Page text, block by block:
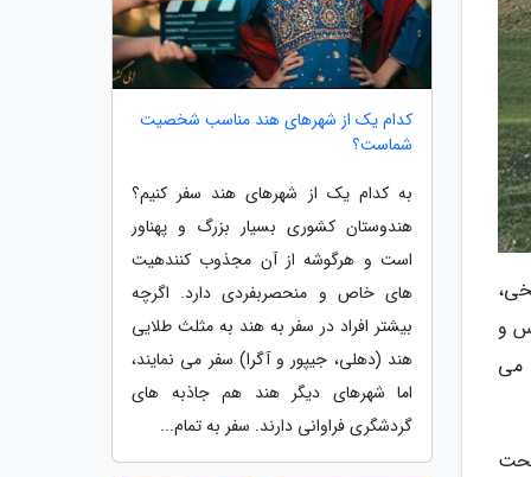
و
می
کدام یک از شهرهای هند مناسب شخصیت
شماست؟
به کدام یک از شهرهای هند سفر کنیم؟
هندوستان کشوری بسیار بزرگ و پهناور
است و هرگوشه از آن مجذوب کنندهیت
های خاص و منحصربفردی دارد. اگرچه
بیشتر افراد در سفر به هند به مثلث طلایی
هند (دهلی، جیپور و آگرا) سفر می نمایند،
اما شهرهای دیگر هند هم جاذبه های
گردشگری فراوانی دارند. سفر به تمام...